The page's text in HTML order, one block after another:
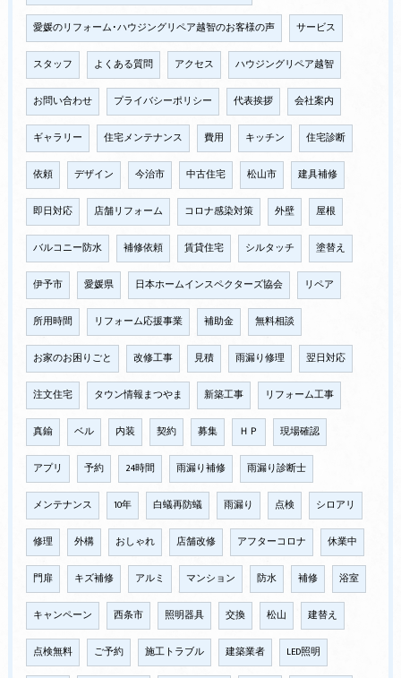
愛媛のリフォーム･ハウジングリペア越智のお客様の声 サービス
スタッフ よくある質問 アクセス ハウジングリペア越智
お問い合わせ プライバシーポリシー 代表挨拶 会社案内
ギャラリー 住宅メンテナンス 費用 キッチン 住宅診断
依頼 デザイン 今治市 中古住宅 松山市 建具補修
即日対応 店舗リフォーム コロナ感染対策 外壁 屋根
バルコニー防水 補修依頼 賃貸住宅 シルタッチ 塗替え
伊予市 愛媛県 日本ホームインスペクターズ協会 リペア
所用時間 リフォーム応援事業 補助金 無料相談
お家のお困りごと 改修工事 見積 雨漏り修理 翌日対応
注文住宅 タウン情報まつやま 新築工事 リフォーム工事
真鍮 ベル 内装 契約 募集 ＨＰ 現場確認
アプリ 予約 24時間 雨漏り補修 雨漏り診断士
メンテナンス 10年 白蟻再防蟻 雨漏り 点検 シロアリ
修理 外構 おしゃれ 店舗改修 アフターコロナ 休業中
門扉 キズ補修 アルミ マンション 防水 補修 浴室
キャンペーン 西条市 照明器具 交換 松山 建替え
点検無料 ご予約 施工トラブル 建築業者 LED照明